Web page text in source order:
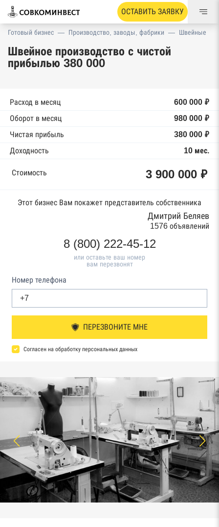
ОСТАВИТЬ ЗАЯВКУ
Готовый бизнес — Производство, заводы, фабрики — Швейные
Швейное производство с чистой
прибылью 380 000
Расход в месяц
600 000 ₽
Оборот в месяц
980 000 ₽
Чистая прибыль
380 000 ₽
Доходность
10 мес.
Стоимость 3 900 000 ₽
Этот бизнес Вам покажет представитель собственника
Дмитрий Беляев
1576 объявлений
8 (800) 222-45-12
или оставьте ваш номер
вам перезвонят
Номер телефона
ПЕРЕЗВОНИТЕ МНЕ
Согласен на обработку персональных данных